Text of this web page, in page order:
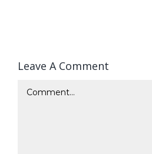
Leave A Comment
Comment